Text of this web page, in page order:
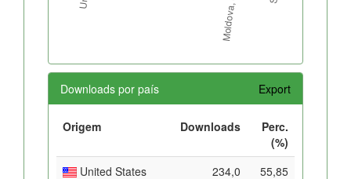
Downloads por país Export
Origem Downloads
Perc.
(%)
United States
234,0 55,85